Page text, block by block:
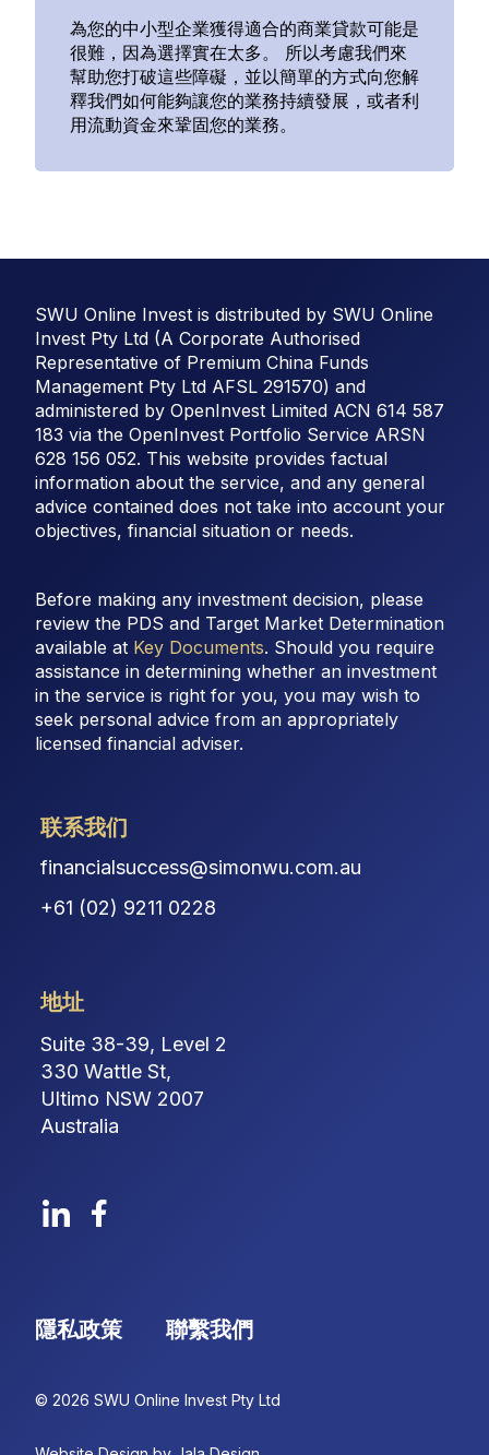
為您的中小型企業獲得適合的商業貸款可能是
很難，因為選擇實在太多。 所以考慮我們來
幫助您打破這些障礙，並以簡單的方式向您解
釋我們如何能夠讓您的業務持續發展，或者利
用流動資金來鞏固您的業務。
联系我们
financialsuccess@simonwu.com.au
+61 (02) 9211 0228
地址
Suite 38-39, Level 2
330 Wattle St,
Ultimo NSW 2007
Australia
SWU Online Invest is distributed by SWU Online
Invest Pty Ltd (A Corporate Authorised
Representative of Premium China Funds
Management Pty Ltd AFSL 291570) and
administered by OpenInvest Limited ACN 614 587
183 via the OpenInvest Portfolio Service ARSN
628 156 052. This website provides factual
information about the service, and any general
advice contained does not take into account your
objectives, financial situation or needs.
Before making any investment decision, please
review the PDS and Target Market Determination
available at Key Documents. Should you require
assistance in determining whether an investment
in the service is right for you, you may wish to
seek personal advice from an appropriately
licensed financial adviser.
隱私政策 聯繫我們
© 2026 SWU Online Invest Pty Ltd